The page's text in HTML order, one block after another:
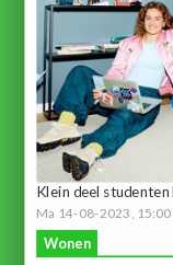
Klein deel studenten
Ma 14-08-2023, 15:00
Wonen